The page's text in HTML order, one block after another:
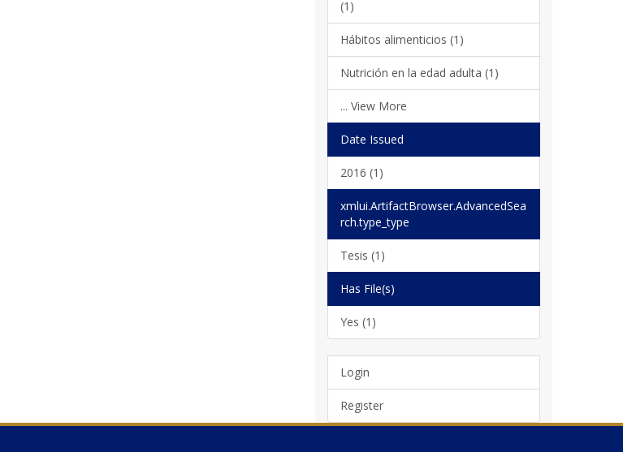
(1)
Hábitos alimenticios (1)
Nutrición en la edad adulta (1)
... View More
Date Issued
2016 (1)
xmlui.ArtifactBrowser.AdvancedSea
rch.type_type
Tesis (1)
Has File(s)
Yes (1)
Login
Register